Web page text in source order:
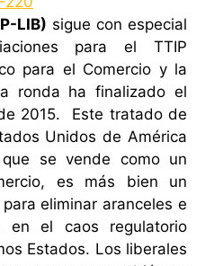
LIB) sigue con especial
para el TTIP
para el Comercio y la
ronda ha finalizado el
2015. Este tratado de
Unidos de América
se vende como un
es más bien un
eliminar aranceles e
en el caos regulatorio
Estados. Los liberales